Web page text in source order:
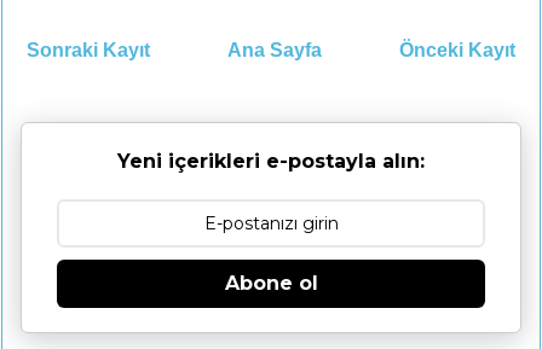
Sonraki Kayıt Önceki Kayıt
Ana Sayfa
Yeni içerikleri e-postayla alın:
Abone ol